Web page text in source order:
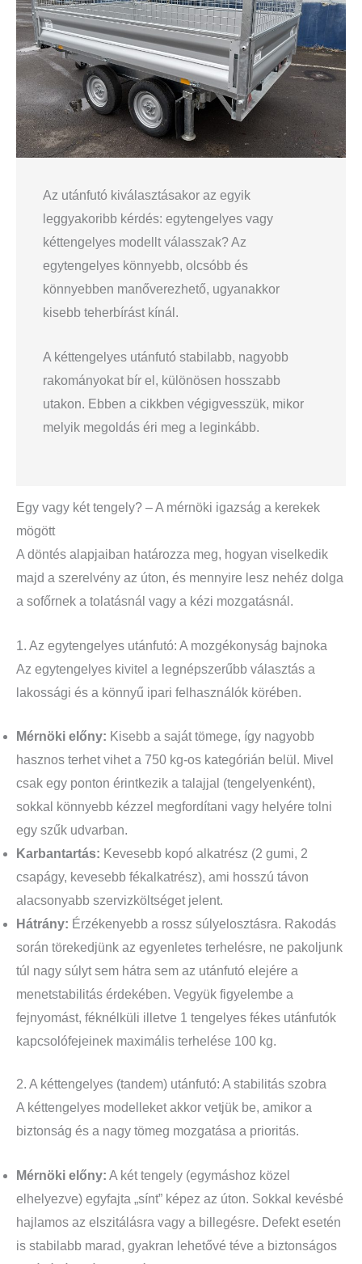
Az utánfutó kiválasztásakor az egyik
leggyakoribb kérdés: egytengelyes vagy
kéttengelyes modellt válasszak? Az
egytengelyes könnyebb, olcsóbb és
könnyebben manőverezhető, ugyanakkor
kisebb teherbírást kínál.
A kéttengelyes utánfutó stabilabb, nagyobb
rakományokat bír el, különösen hosszabb
utakon. Ebben a cikkben végigvesszük, mikor
melyik megoldás éri meg a leginkább.
Egy vagy két tengely? – A mérnöki igazság a kerekek
mögött
A döntés alapjaiban határozza meg, hogyan viselkedik
majd a szerelvény az úton, és mennyire lesz nehéz dolga
a sofőrnek a tolatásnál vagy a kézi mozgatásnál.
1. Az egytengelyes utánfutó: A mozgékonyság bajnoka
Az egytengelyes kivitel a legnépszerűbb választás a
lakossági és a könnyű ipari felhasználók körében.
Mérnöki előny: Kisebb a saját tömege, így nagyobb
hasznos terhet vihet a 750 kg-os kategórián belül. Mivel
csak egy ponton érintkezik a talajjal (tengelyenként),
sokkal könnyebb kézzel megfordítani vagy helyére tolni
egy szűk udvarban.
Karbantartás: Kevesebb kopó alkatrész (2 gumi, 2
csapágy, kevesebb fékalkatrész), ami hosszú távon
alacsonyabb szervizköltséget jelent.
Hátrány: Érzékenyebb a rossz súlyelosztásra. Rakodás
során törekedjünk az egyenletes terhelésre, ne pakoljunk
túl nagy súlyt sem hátra sem az utánfutó elejére a
menetstabilitás érdekében. Vegyük figyelembe a
fejnyomást, féknélküli illetve 1 tengelyes fékes utánfutók
kapcsolófejeinek maximális terhelése 100 kg.
2. A kéttengelyes (tandem) utánfutó: A stabilitás szobra
A kéttengelyes modelleket akkor vetjük be, amikor a
biztonság és a nagy tömeg mozgatása a prioritás.
Mérnöki előny: A két tengely (egymáshoz közel
elhelyezve) egyfajta „sínt” képez az úton. Sokkal kevésbé
hajlamos az elszitálásra vagy a billegésre. Defekt esetén
is stabilabb marad, gyakran lehetővé téve a biztonságos